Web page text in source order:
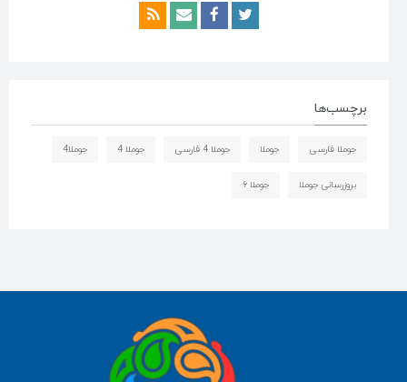
برچسب‌ها
جوملا فارسی جوملا جوملا 4 فارسی جوملا 4 جوملا4
بروزرسانی جوملا جوملا ۶